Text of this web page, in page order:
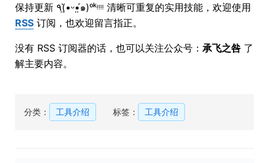
保持更新 ٩(•̤̀ᵕ•̤́๑)ᵒᵏᵎᵎᵎᵎ 清晰可重复的实用技能，欢迎使用
RSS 订阅，也欢迎留言指正。
没有 RSS 订阅器的话，也可以关注公众号： 承飞之咎 了
解主要内容。
分类： 工具介绍 标签： 工具介绍